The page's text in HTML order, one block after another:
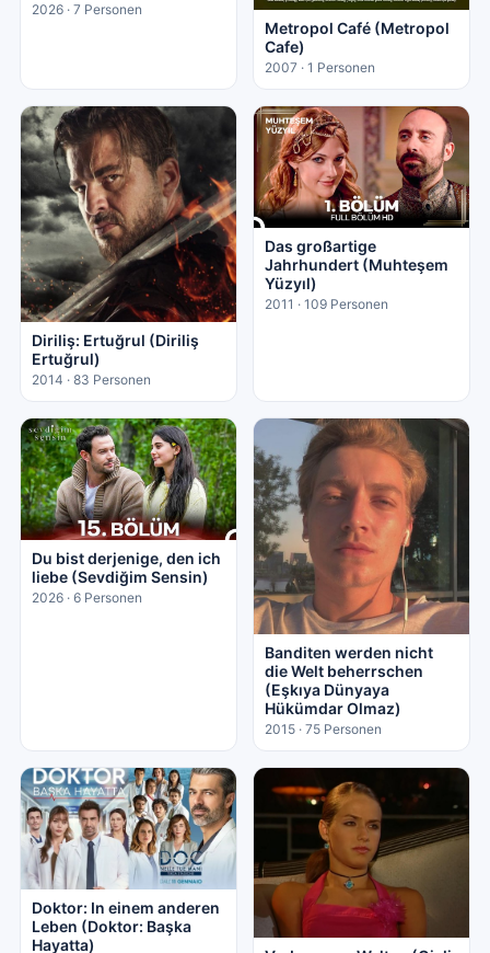
2026 · 7 Personen
Metropol Café (Metropol
Cafe)
2007 · 1 Personen
Diriliş: Ertuğrul (Diriliş
Ertuğrul)
2014 · 83 Personen
Das großartige
Jahrhundert (Muhteşem
Yüzyıl)
2011 · 109 Personen
Du bist derjenige, den ich
liebe (Sevdiğim Sensin)
2026 · 6 Personen
Banditen werden nicht
die Welt beherrschen
(Eşkıya Dünyaya
Hükümdar Olmaz)
2015 · 75 Personen
Doktor: In einem anderen
Leben (Doktor: Başka
Hayatta)